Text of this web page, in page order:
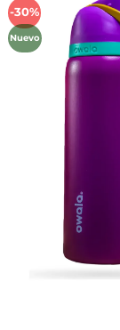
-30%
Nuevo